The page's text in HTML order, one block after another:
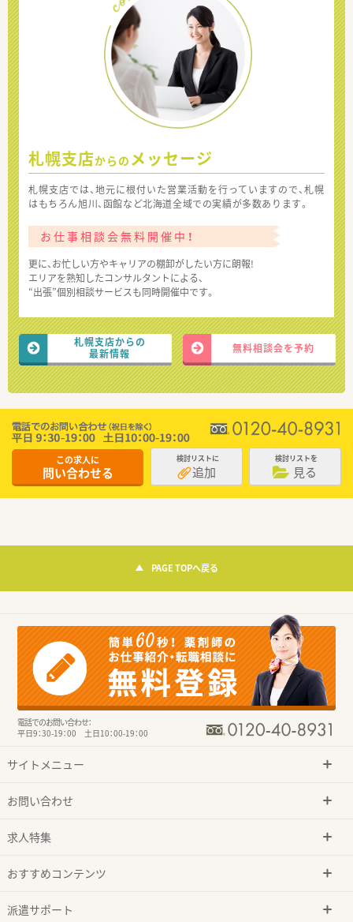
札幌支店からの メッセージ
札幌支店では、地元に根付いた営業活動を行っていますので、札幌
はもちろん旭川、函館など北海道全域での実績が多数あります。
お仕事相談会無料開催中！
更に、お忙しい方やキャリアの棚卸がしたい方に朗報!
エリアを熟知したコンサルタントによる、
“出張”個別相談サービスも同時開催中です。
札幌支店からの
最新情報
無料相談会を予約
この求人に
問い合わせる
検討リストに
追加
検討リストを
見る
PAGE TOPへ戻る
電話でのお問い合わせ：
平日9：30-19：00 土日10：00-19：00
サイトメニュー
お問い合わせ
求人特集
おすすめコンテンツ
派遣サポート